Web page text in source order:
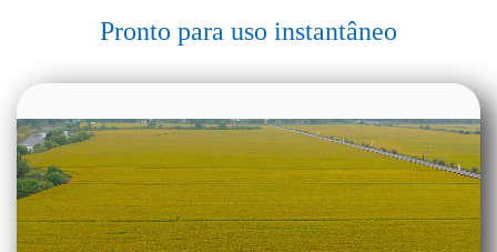
Pronto para uso instantâneo